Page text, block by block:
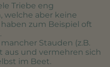
Triebe eng
welche aber keine
zum Beispiel oft
Stauden (z.B.
aus und vermehren sich
im Beet.